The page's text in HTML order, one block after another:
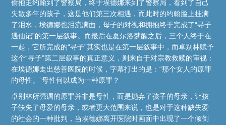
偷抱走约翰到了警察局，终于埃德娜来到了警察局，看到了自己
失散多年的孩子，这是他们第三次相遇，而此时的约翰脸上挂满
了泪水，埃德娜也泪流满面，母子的对视和拥抱终于完成了“寻子
遇仙记”的第一层叙事。而最后在夏尔洛梦醒之后，三个人终于在
一起，它所完成的“寻子”其实也是在第一层叙事中，而卓别林赋予
这个“寻子”第二层叙事的真正意义，则来自于对宗教救赎的审视：
在埃德娜走出慈善医院的时候，字幕打出的是：“那个女人的原罪
的母性。”母性何以成为一种原罪？
卓别林所强调的原罪并非是母性，而是抛弃了孩子的母亲，让孩
子缺失了母爱的母亲，或者更大范围来说，也是对于这种缺失爱
的社会的一种批判，当埃德娜离开医院时画面中出现了一个倾倒